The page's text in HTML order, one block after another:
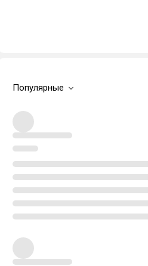
Популярные